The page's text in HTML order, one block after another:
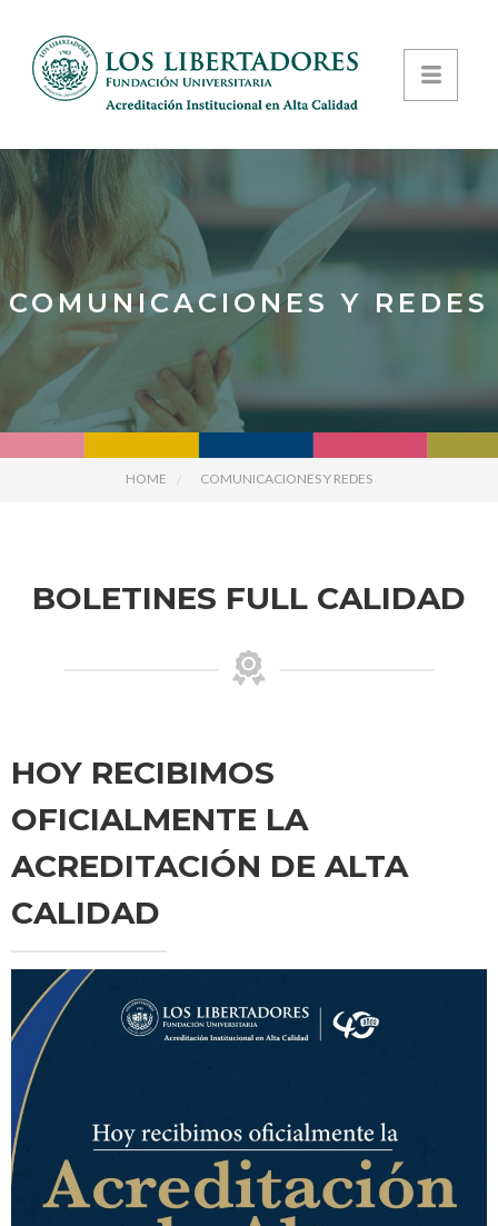
COMUNICACIONES Y REDES
HOME COMUNICACIONES Y REDES
BOLETINES FULL CALIDAD
HOY RECIBIMOS
OFICIALMENTE LA
ACREDITACIÓN DE ALTA
CALIDAD